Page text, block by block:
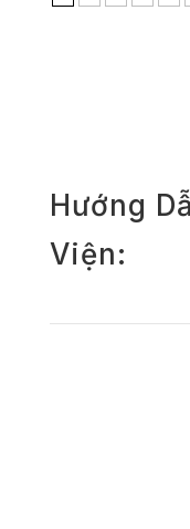
Hướng
Viện: